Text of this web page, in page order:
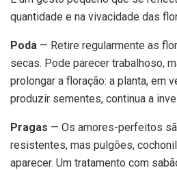
quantidade e na vivacidade das
Poda — Retire regularmente as
secas. Pode parecer trabalhoso,
prolongar a floração: a planta, em
produzir sementes, continua a
Pragas — Os amores-perfeitos
resistentes, mas pulgões,
aparecer. Um tratamento com